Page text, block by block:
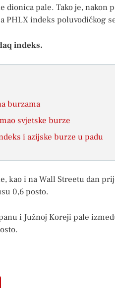
pale. Tako je, nakon
PHLX indeks poluvodičkog
indeks.
burzama
svjetske burze
i azijske burze u padu
kao i na Wall Streetu dan
0,6 posto.
i Južnoj Koreji pale